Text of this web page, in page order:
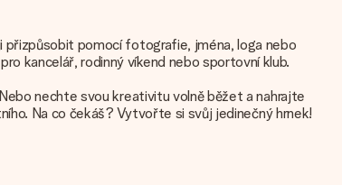
pomocí fotografie, jména, loga nebo
kancelář, rodinný víkend nebo sportovní klub.
nechte svou kreativitu volně běžet a nahrajte
Na co čekáš? Vytvořte si svůj jedinečný hrnek!